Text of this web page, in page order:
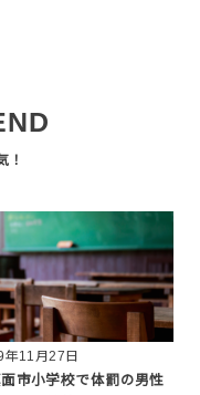
年11月27日
市小学校で体罰の男性